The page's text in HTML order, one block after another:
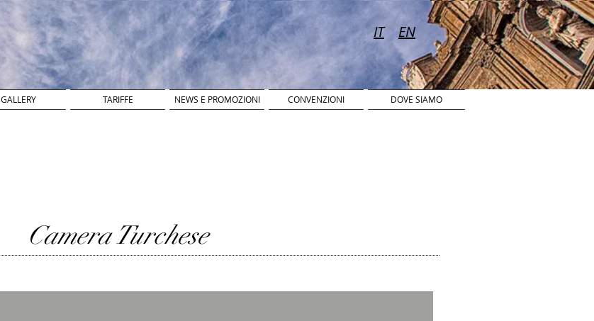
IT EN
IT EN
GALLERY TARIFFE NEWS E PROMOZIONI CONVENZIONI DOVE SIAMO
Camera Turchese